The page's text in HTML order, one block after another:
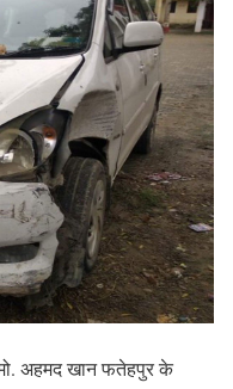
अहमद खान फतेहपुर के